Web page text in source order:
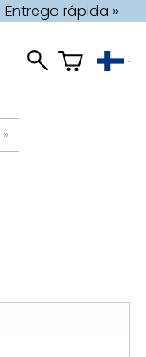
Entrega rápida »
‪»